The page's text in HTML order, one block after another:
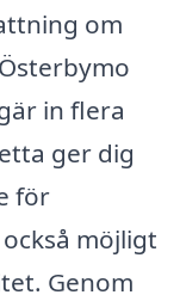
om
in flera
ger dig
för
möjligt
Genom